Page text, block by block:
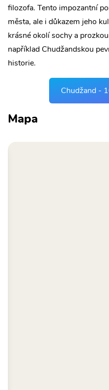
filozofa. Tento impozantní
města, ale i důkazem jeho
krásné okolí sochy a
například Chudžandskou
historie.
Chudžand -
Mapa